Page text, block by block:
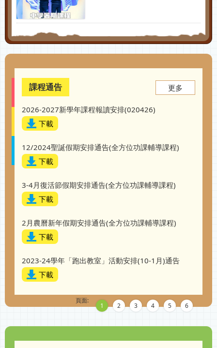
更多
課程通告
2026-2027新學年課程報讀安排(020426)
下載
12/2024聖誕假期安排通告(全方位功課輔導課程)
下載
3-4月復活節假期安排通告(全方位功課輔導課程)
下載
2月農曆新年假期安排通告(全方位功課輔導課程)
下載
2023-24學年「跑出教室」活動安排(10-1月)通告
下載
頁面:
1 2 3 4 5 6